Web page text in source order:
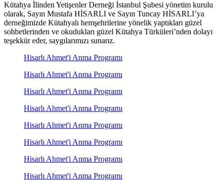
Kütahya İlinden Yetişenler Derneği İstanbul Şubesi yönetim kurulu
olarak, Sayın Mustafa HİSARLI ve Sayın Tuncay HİSARLI’ya
derneğimizde Kütahyalı hemşehrilerine yönelik yaptıkları güzel
sohbetlerinden ve okudukları güzel Kütahya Türküleri’nden dolayı
teşekkür eder, saygılarımızı sunarız.
Hisarlı Ahmet'i Anma Programı
Hisarlı Ahmet'i Anma Programı
Hisarlı Ahmet'i Anma Programı
Hisarlı Ahmet'i Anma Programı
Hisarlı Ahmet'i Anma Programı
Hisarlı Ahmet'i Anma Programı
Hisarlı Ahmet'i Anma Programı
Hisarlı Ahmet'i Anma Programı